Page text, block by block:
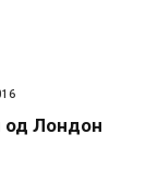
од Лондон